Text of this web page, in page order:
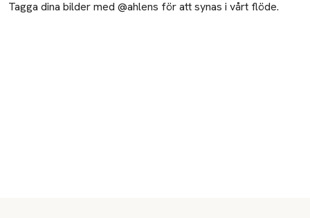
Tagga dina bilder med @ahlens för att synas i vårt flöde.